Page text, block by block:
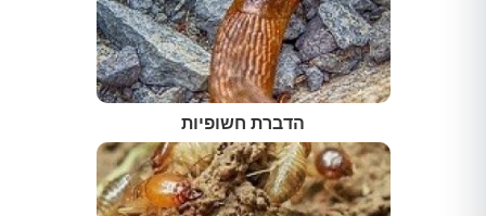
הדברת חשופיות